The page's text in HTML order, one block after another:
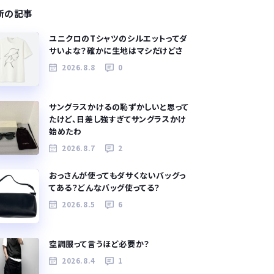
の記事
ユニクロのTシャツのシルエットってダ
サいよな？確かに生地はマシだけどさ
2026.8.8 0
サングラスかけるの恥ずかしいと思って
たけど、日差し強すぎてサングラスかけ
始めたわ
2026.8.7 2
おっさんが使ってもダサくないバッグっ
てある？どんなバッグ使ってる？
2026.8.5 6
空調服って言うほど必要か？
2026.8.4 1